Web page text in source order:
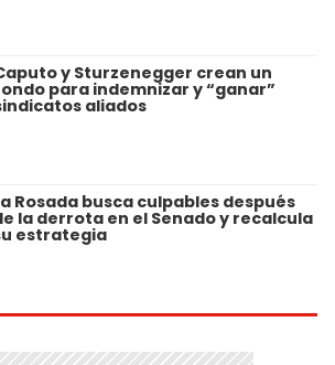
y Sturzenegger crean un
para indemnizar y “ganar”
aliados
Rosada busca culpables después
la derrota en el Senado y recalcula
estrategia